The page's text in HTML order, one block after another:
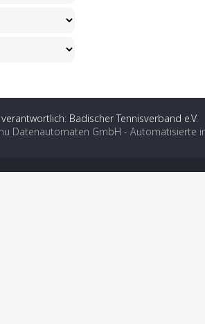
Badischer Tennisverband e.V.
nu Datenautomaten GmbH - Automatisierte